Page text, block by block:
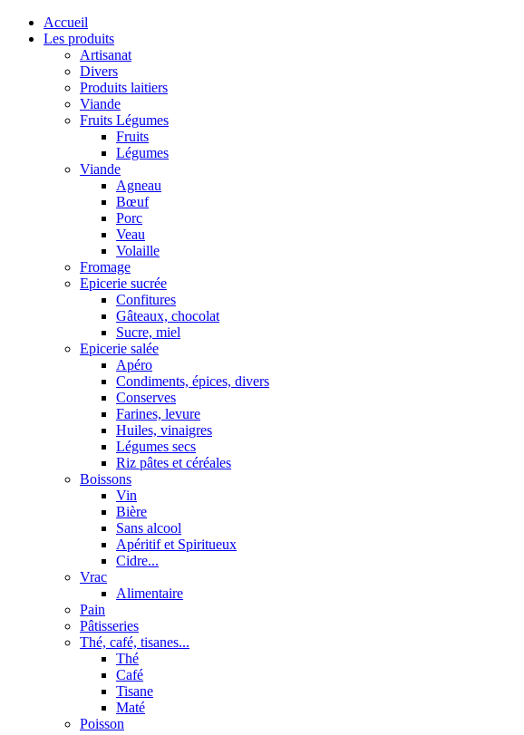
Accueil
Les produits
Artisanat
Divers
Produits laitiers
Viande
Fruits Légumes
Fruits
Légumes
Viande
Agneau
Bœuf
Porc
Veau
Volaille
Fromage
Epicerie sucrée
Confitures
Gâteaux, chocolat
Sucre, miel
Epicerie salée
Apéro
Condiments, épices, divers
Conserves
Farines, levure
Huiles, vinaigres
Légumes secs
Riz pâtes et céréales
Boissons
Vin
Bière
Sans alcool
Apéritif et Spiritueux
Cidre...
Vrac
Alimentaire
Pain
Pâtisseries
Thé, café, tisanes...
Thé
Café
Tisane
Maté
Poisson